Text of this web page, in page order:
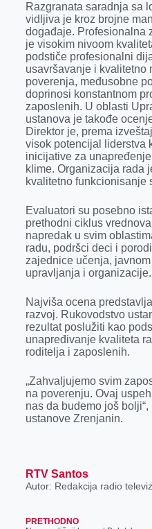
Razgranata saradnja sa
vidljiva je kroz brojne
događaje. Profesionalna
je visokim nivoom
podstiče profesionalni
usavršavanje i kvalitetno
poverenja, međusobne
doprinosi konstantnom
zaposlenih. U oblasti
ustanova je takođe
Direktor je, prema
visok potencijal liderstva
inicijative za
klime. Organizacija rada
kvalitetno funkcionisanje
Evaluatori su posebno
prethodni ciklus
napredak u svim
radu, podršci deci i
zajednice učenja,
upravljanja i organizacije.
Najviša ocena
razvoj. Rukovodstvo
rezultat poslužiti kao
unapređivanje kvaliteta
roditelja i zaposlenih.
„Zahvaljujemo svim
na poverenju. Ovaj
nas da budemo još
ustanove Zrenjanin.
RTV Santos
Autor: Redakcija radio
PRETHODNO